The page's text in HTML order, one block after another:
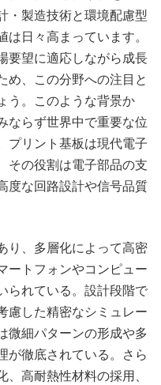
・製造技術と環境配慮型
日々高まっています。
要望に適応しながら成長
め、この分野への注目と
う。このような背景か
ならず世界中で重要な位
プリント基板は現代電子
その役割は電子部品の支
度な回路設計や信号品質
り、多層化によって高密
ートフォンやコンピュー
られている。設計段階で
慮した精密なシミュレー
微細パターンの形成や多
が徹底されている。さら
高耐熱性材料の採用、